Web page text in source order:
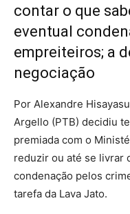
contar o que
eventual
empreiteiros; a
negociação
Por Alexandre
Argello (PTB) decidiu
premiada com o
reduzir ou até se livrar
condenação pelos
tarefa da Lava Jato.